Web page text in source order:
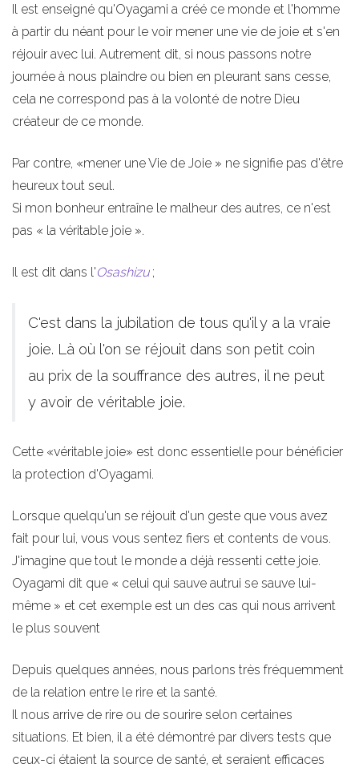
Il est enseigné qu'Oyagami a créé ce monde et l'homme
à partir du néant pour le voir mener une vie de joie et s'en
réjouir avec lui. Autrement dit, si nous passons notre
journée à nous plaindre ou bien en pleurant sans cesse,
cela ne correspond pas à la volonté de notre Dieu
créateur de ce monde.
Par contre, «mener une Vie de Joie » ne signifie pas d'être
heureux tout seul.
Si mon bonheur entraîne le malheur des autres, ce n'est
pas « la véritable joie ».
Il est dit dans l'Osashizu;
C'est dans la jubilation de tous qu'il y a la vraie
joie. Là où l'on se réjouit dans son petit coin
au prix de la souffrance des autres, il ne peut
y avoir de véritable joie.
Cette «véritable joie» est donc essentielle pour bénéficier
la protection d'Oyagami.
Lorsque quelqu'un se réjouit d'un geste que vous avez
fait pour lui, vous vous sentez fiers et contents de vous.
J'imagine que tout le monde a déjà ressenti cette joie.
Oyagami dit que « celui qui sauve autrui se sauve lui-
même » et cet exemple est un des cas qui nous arrivent
le plus souvent
Depuis quelques années, nous parlons très fréquemment
de la relation entre le rire et la santé.
Il nous arrive de rire ou de sourire selon certaines
situations. Et bien, il a été démontré par divers tests que
ceux-ci étaient la source de santé, et seraient efficaces